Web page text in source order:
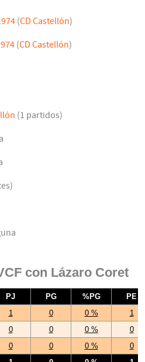
(CD Castellón)
(CD Castellón)
(1 partidos)
con Lázaro Coret
PJ PG %PG
PE
1 0 0 %
1
0 0 0 %
0
0 0 0 %
0